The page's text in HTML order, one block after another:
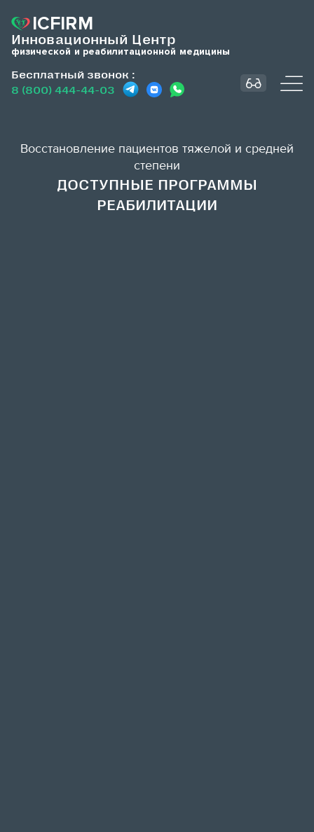
ICFIRM
Инновационный Центр
физической и реабилитационной медицины
Бесплатный звонок :
8 (800) 444-44-03
Восстановление пациентов тяжелой и средней
степени
ДОСТУПНЫЕ ПРОГРАММЫ
РЕАБИЛИТАЦИИ